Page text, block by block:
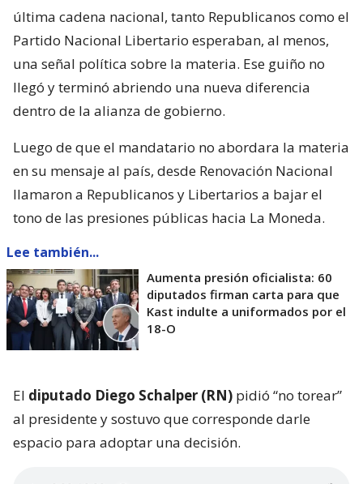
última cadena nacional, tanto Republicanos como el
Partido Nacional Libertario esperaban, al menos,
una señal política sobre la materia. Ese guiño no
llegó y terminó abriendo una nueva diferencia
dentro de la alianza de gobierno.
Luego de que el mandatario no abordara la materia
en su mensaje al país, desde Renovación Nacional
llamaron a Republicanos y Libertarios a bajar el
tono de las presiones públicas hacia La Moneda.
Lee también...
Aumenta presión oficialista: 60
diputados firman carta para que
Kast indulte a uniformados por el
18-O
El diputado Diego Schalper (RN) pidió “no torear”
al presidente y sostuvo que corresponde darle
espacio para adoptar una decisión.